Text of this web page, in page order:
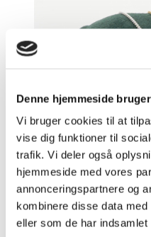
Denne hjemmeside
Vi bruger cookies til at
vise dig funktioner til
trafik. Vi deler også
hjemmeside med vores
annonceringspartnere og
kombinere disse data
eller som de har